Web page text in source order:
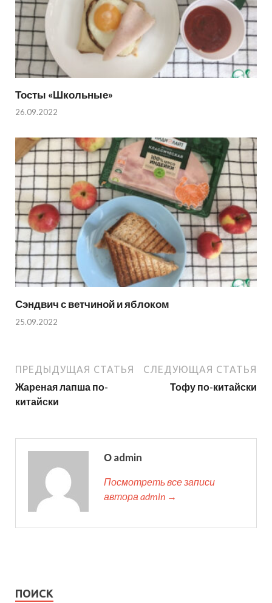
Тосты «Школьные»
26.09.2022
Сэндвич с ветчиной и яблоком
25.09.2022
ПРЕДЫДУЩАЯ СТАТЬЯ
Жареная лапша по-
китайски
СЛЕДУЮЩАЯ СТАТЬЯ
Тофу по-китайски
О admin
Посмотреть все записи
автора admin →
ПОИСК